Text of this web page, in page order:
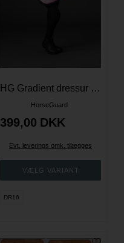
HG Gradient dressur underlag
HorseGuard
399,00 DKK
Evt. leverings omk. tilægges
DR16